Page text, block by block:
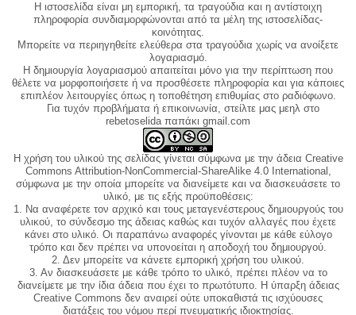
Η ιστοσελίδα είναι μη εμπορική, τα τραγούδια και η αντίστοιχη
πληροφορία συνδιαμορφώνονται από τα μέλη της ιστοσελίδας-
κοινότητας.
Μπορείτε να περιηγηθείτε ελεύθερα στα τραγούδια χωρίς να ανοίξετε
λογαριασμό.
Η δημιουργία λογαριασμού απαιτείται μόνο για την περίπτωση που
θέλετε να μορφοποιήσετε ή να προσθέσετε πληροφορία και για κάποιες
επιπλέον λειτουργίες όπως η τοποθέτηση επιθυμίας στο ραδιόφωνο.
Για τυχόν προβλήματα ή επικοινωνία, στείλτε μας μεηλ στο
rebetoselida παπάκι gmail.com
Η χρήση του υλικού της σελίδας γίνεται σύμφωνα με την άδεια Creative
Commons Attribution-NonCommercial-ShareAlike 4.0 International,
σύμφωνα με την οποία μπορείτε να διανείμετε και να διασκευάσετε το
υλικό, με τις εξής προϋποθέσεις:
1. Να αναφέρετε τον αρχικό και τους μεταγενέστερους δημιουργούς του
υλικού, το σύνδεσμο της άδειας καθώς και τυχόν αλλαγές που έχετε
κάνει στο υλικό. Οι παραπάνω αναφορές γίνονται με κάθε εύλογο
τρόπο και δεν πρέπει να υπονοείται η αποδοχή του δημιουργού.
2. Δεν μπορείτε να κάνετε εμπορική χρήση του υλικού.
3. Αν διασκευάσετε με κάθε τρόπο το υλικό, πρέπει πλέον να το
διανείμετε με την ίδια άδεια που έχει το πρωτότυπο. Η ύπαρξη άδειας
Creative Commons δεν αναιρεί ούτε υποκαθιστά τις ισχύουσες
διατάξεις του νόμου περί πνευματικής ιδιοκτησίας.